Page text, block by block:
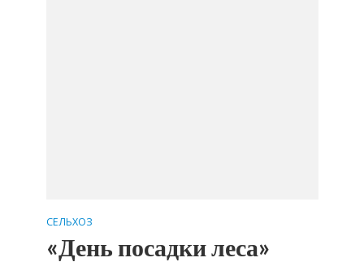
СЕЛЬХОЗ
«День посадки леса»